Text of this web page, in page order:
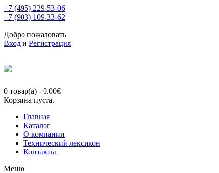
+7 (495) 229-53-06
+7 (903) 109-33-62
Добро пожаловать
Вход и Регистрация
0 товар(а) - 0.00€
Корзина пуста.
Главная
Каталог
О компании
Технический лексикон
Контакты
Меню